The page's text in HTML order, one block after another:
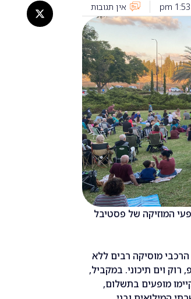
1:53 pm אין תגובות
המוזיקה של פסטיבל
הרכבי מוסיקה רבים ללא
רוק וים תיכוני. במקביל,
מופעים בתשלום,